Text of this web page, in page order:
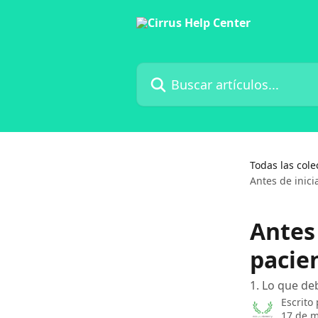
Buscar artículos...
Todas las
Antes de
1. Lo que